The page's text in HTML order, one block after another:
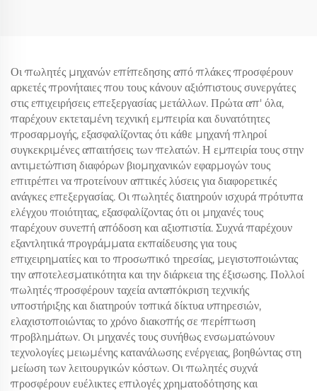
Οι πωλητές μηχανών επίπεδησης από πλάκες προσφέρουν
αρκετές προνήταιες που τους κάνουν αξιόπιστους συνεργάτες
στις επιχειρήσεις επεξεργασίας μετάλλων. Πρώτα απ' όλα,
παρέχουν εκτεταμένη τεχνική εμπειρία και δυνατότητες
προσαρμογής, εξασφαλίζοντας ότι κάθε μηχανή πληροί
συγκεκριμένες απαιτήσεις των πελατών. Η εμπειρία τους στην
αντιμετώπιση διαφόρων βιομηχανικών εφαρμογών τους
επιτρέπει να προτείνουν απτικές λύσεις για διαφορετικές
ανάγκες επεξεργασίας. Οι πωλητές διατηρούν ισχυρά πρότυπα
ελέγχου ποιότητας, εξασφαλίζοντας ότι οι μηχανές τους
παρέχουν συνεπή απόδοση και αξιοπιστία. Συχνά παρέχουν
εξαντλητικά προγράμματα εκπαίδευσης για τους
επιχειρηματίες και το προσωπικό τηρεσίας, μεγιστοποιώντας
την αποτελεσματικότητα και την διάρκεια της έξισωσης. Πολλοί
πωλητές προσφέρουν ταχεία ανταπόκριση τεχνικής
υποστήριξης και διατηρούν τοπικά δίκτυα υπηρεσιών,
ελαχιστοποιώντας το χρόνο διακοπής σε περίπτωση
προβλημάτων. Οι μηχανές τους συνήθως ενσωματώνουν
τεχνολογίες μειωμένης κατανάλωσης ενέργειας, βοηθώντας στη
μείωση των λειτουργικών κόστων. Οι πωλητές συχνά
προσφέρουν ευέλικτες επιλογές χρηματοδότησης και